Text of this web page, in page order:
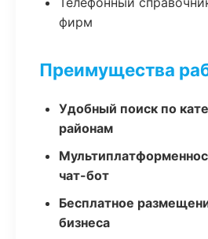
фирм
Преимущества
Удобный поиск по
районам
чат-бот
Бесплатное
бизнеса